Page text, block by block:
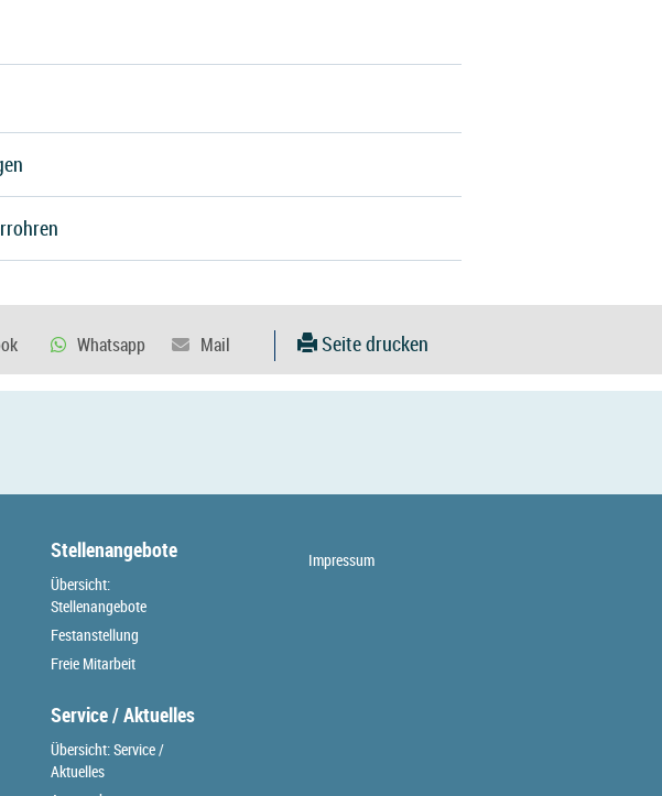
Seite drucken
Stellenangebote
Übersicht:
Stellenangebote
Festanstellung
Freie Mitarbeit
Service / Aktuelles
Übersicht: Service /
Aktuelles
Impressum